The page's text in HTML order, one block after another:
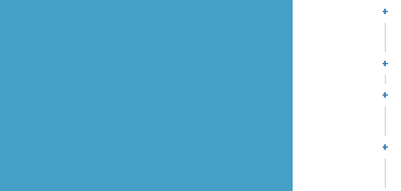
+
+
+
+